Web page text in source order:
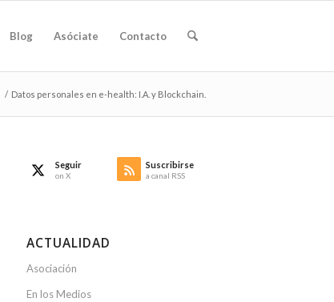
Blog Asóciate Contacto
/ Datos personales en e-health: I.A. y Blockchain.
Seguir
on X
Suscribirse
a canal RSS
ACTUALIDAD
Asociación
En los Medios